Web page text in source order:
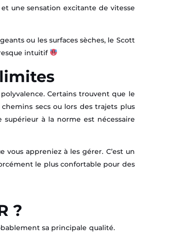
une sensation excitante de vitesse
ou les surfaces sèches, le Scott
intuitif
Certains trouvent que le
secs ou lors des trajets plus
supérieur à la norme est nécessaire
vous appreniez à les gérer. C’est un
le plus confortable pour des
?
sa principale qualité.